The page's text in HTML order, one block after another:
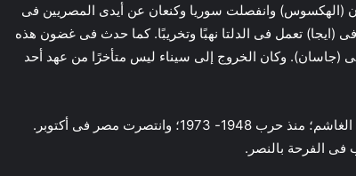
(الهكسوس) وانفصلت سوريا وكنعان عن أيدى المصريين فى
(ايجا) تعمل فى الدلتا نهبًا وتخريبًا. كما حدث فى غضون هذه
(جاسان). وكان الخروج إلى سيناء ليس متأخرًا من عهد أحد
ولقد كانت آخر الحروب المصرية مع الكيان الصهيونى الغاشم؛ منذ حرب 1948- 1973؛ وانتصرت مصر فى أكتوبر.
فى الفرحة بالنصر.